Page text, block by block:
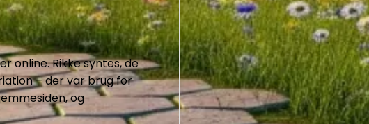
online. Rikke syntes, de
– der var brug for
og